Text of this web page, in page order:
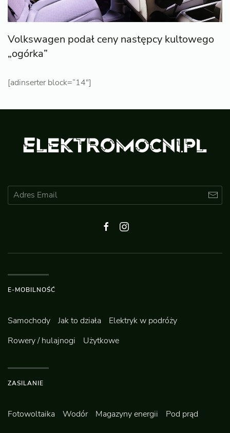
Volkswagen podał ceny następcy kultowego
„ogórka”
[adinserter block=”14″]
E-MOBILNOŚĆ
Samochody Jak to działa
Elektryk w podróży
Rowery / hulajnogi
Użytkowe
ZASILANIE
Fotowoltaika Wodór Magazyny energii Pod prąd